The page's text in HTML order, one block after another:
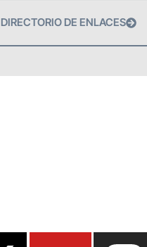
DIRECTORIO DE ENLACES